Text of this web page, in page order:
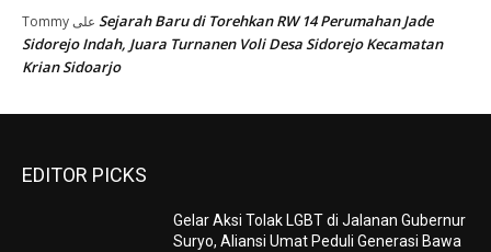
Tommy
Sejarah Baru di Torehkan RW 14 Perumahan Jade
Sidorejo Indah, Juara Turnanen Voli Desa Sidorejo Kecamatan
Krian Sidoarjo
EDITOR PICKS
Gelar Aksi Tolak LGBT di Jalanan Gubernur
Suryo, Aliansi Umat Peduli Generasi Bawa